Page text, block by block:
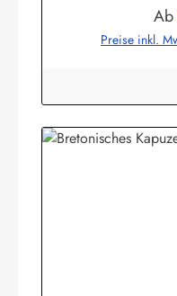
GmbHHeglitzer Str.
Ab
Preise inkl.